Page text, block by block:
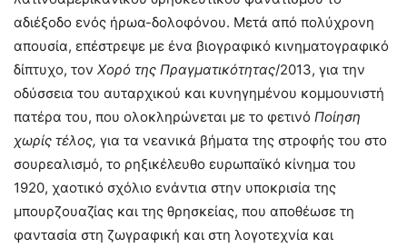
αδιέξοδο ενός ήρωα-δολοφόνου. Μετά από πολύχρονη
απουσία, επέστρεψε με ένα βιογραφικό κινηματογραφικό
δίπτυχο, τον Χορό της Πραγματικότητας/2013, για την
οδύσσεια του αυταρχικού και κυνηγημένου κομμουνιστή
πατέρα του, που ολοκληρώνεται με το φετινό Ποίηση
χωρίς τέλος, για τα νεανικά βήματα της στροφής του στο
σουρεαλισμό, το ρηξικέλευθο ευρωπαϊκό κίνημα του
1920, χαοτικό σχόλιο ενάντια στην υποκρισία της
μπουρζουαζίας και της θρησκείας, που αποθέωσε τη
φαντασία στη ζωγραφική και στη λογοτεχνία και